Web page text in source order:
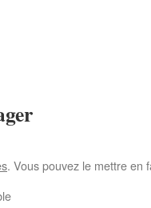
. Vous pouvez le mettre en